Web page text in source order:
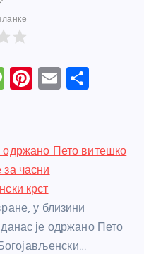
M
a
g
e
Pi
e
st
E
e
Пето витешко
часни
крст
у близини
је одржано Пето